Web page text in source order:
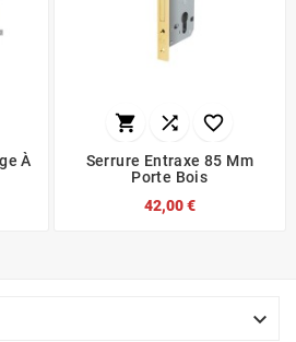
À
  
Serrure Entraxe 85 Mm
Porte Bois
42,00 €
